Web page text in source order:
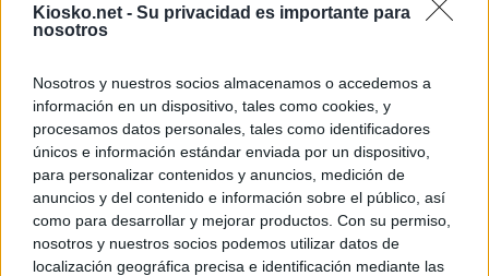
Kiosko.net - Su privacidad es importante para
nosotros
Nosotros y nuestros socios almacenamos o accedemos a
información en un dispositivo, tales como cookies, y
procesamos datos personales, tales como identificadores
únicos e información estándar enviada por un dispositivo,
para personalizar contenidos y anuncios, medición de
anuncios y del contenido e información sobre el público, así
como para desarrollar y mejorar productos. Con su permiso,
nosotros y nuestros socios podemos utilizar datos de
localización geográfica precisa e identificación mediante las